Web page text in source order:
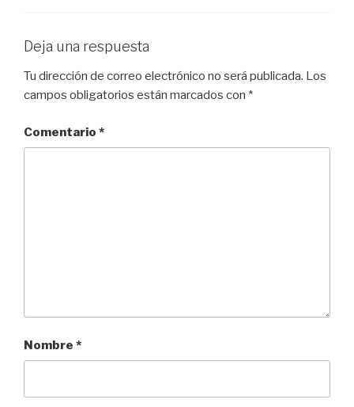
Deja una respuesta
Tu dirección de correo electrónico no será publicada. Los
campos obligatorios están marcados con *
Comentario *
Nombre *